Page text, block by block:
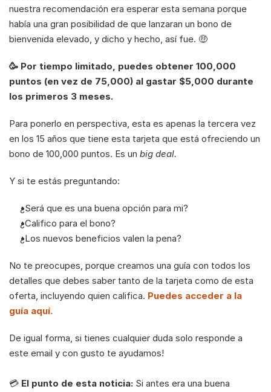
nuestra recomendación era esperar esta semana porque
había una gran posibilidad de que lanzaran un bono de
bienvenida elevado, y dicho y hecho, así fue. 🤑
🥳 Por tiempo limitado, puedes obtener 100,000
puntos (en vez de 75,000) al gastar $5,000 durante
los primeros 3 meses.
Para ponerlo en perspectiva, esta es apenas la tercera vez
en los 15 años que tiene esta tarjeta que está ofreciendo un
bono de 100,000 puntos. Es un big deal.
Y si te estás preguntando:
¿Será que es una buena opción para mi?
¿Califico para el bono?
¿Los nuevos beneficios valen la pena?
No te preocupes, porque creamos una guía con todos los
detalles que debes saber tanto de la tarjeta como de esta
oferta, incluyendo quien califica. Puedes acceder a la
guía aquí.
De igual forma, si tienes cualquier duda solo responde a
este email y con gusto te ayudamos!
💳 El punto de esta noticia: Si antes era una buena